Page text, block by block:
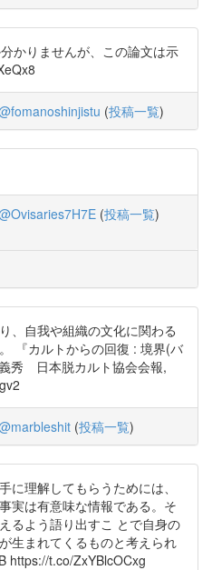
かりませんが、この論文は示
(投稿一覧)
(投稿一覧)
、自我や組織の文化に関わる
『カルトからの回復 : 境界(バ
秀 日本脱カルト協会会報,
(投稿一覧)
に理解してもらうためには、
実は有意味な情報である。そ
るよう語り出すこ とで自身の
生まれてくるものと考えられ
https://t.co/ZxYBlcOCxg